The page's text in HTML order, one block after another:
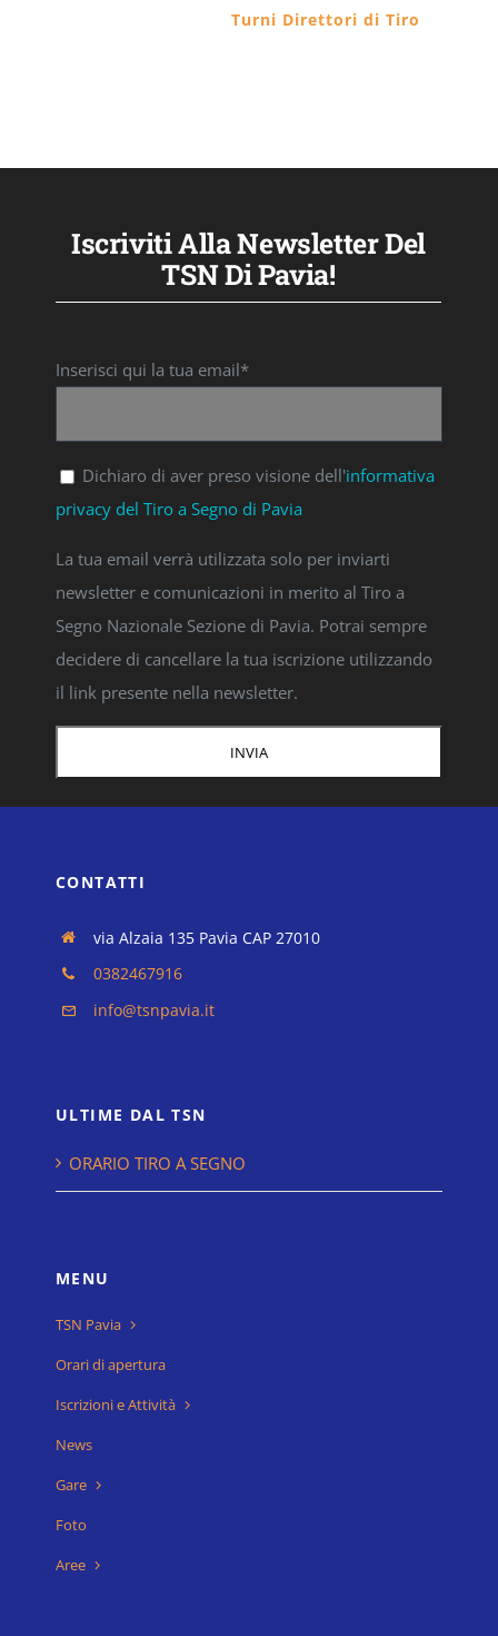
Turni Direttori di Tiro
Iscriviti Alla Newsletter Del
TSN Di Pavia!
Inserisci qui la tua email*
Dichiaro di aver preso visione dell'informativa
privacy del Tiro a Segno di Pavia
La tua email verrà utilizzata solo per inviarti
newsletter e comunicazioni in merito al Tiro a
Segno Nazionale Sezione di Pavia. Potrai sempre
decidere di cancellare la tua iscrizione utilizzando
il link presente nella newsletter.
CONTATTI
via Alzaia 135 Pavia CAP 27010
0382467916
info@tsnpavia.it
ULTIME DAL TSN
ORARIO TIRO A SEGNO
MENU
TSN Pavia
Orari di apertura
Iscrizioni e Attività
News
Gare
Foto
Aree